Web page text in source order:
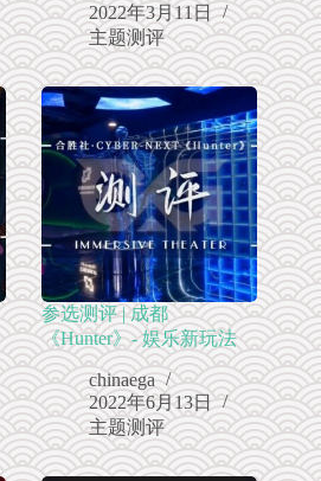
2022年3月11日
主题测评
参选测评 | 成都
《Hunter》- 娱乐新玩法
chinaega
2022年6月13日
主题测评